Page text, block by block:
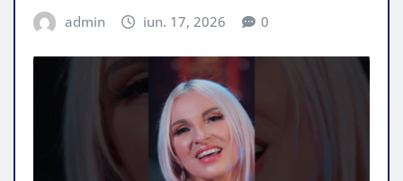
admin iun. 17, 2026 0